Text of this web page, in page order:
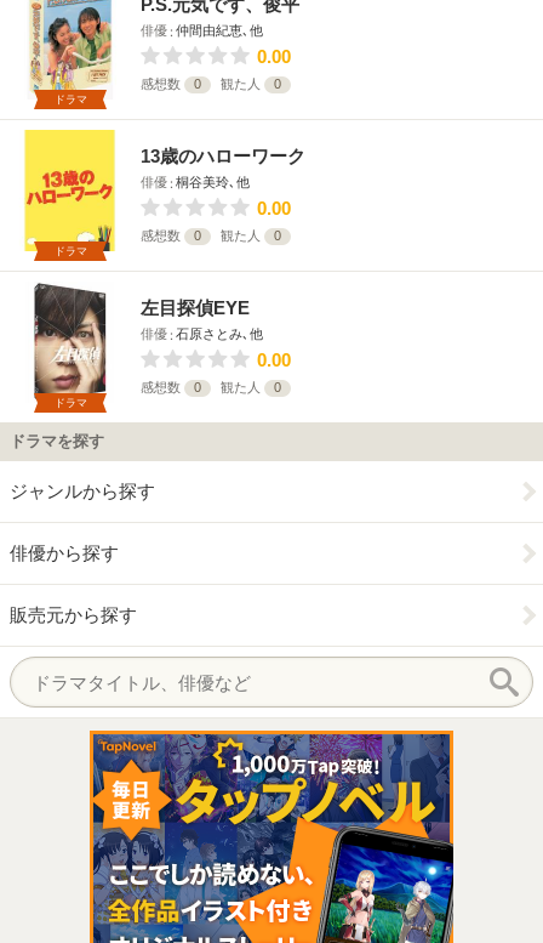
ドラマ
P.S.元気です、俊平
俳優 仲間由紀恵､他
0.00
感想数 0 観た人 0
ドラマ
13歳のハローワーク
俳優 桐谷美玲､他
0.00
感想数 0 観た人 0
ドラマ
左目探偵EYE
俳優 石原さとみ､他
0.00
感想数 0 観た人 0
ドラマを探す
ジャンルから探す
俳優から探す
販売元から探す